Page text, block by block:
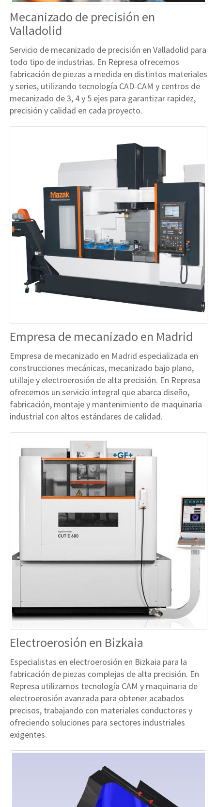
Mecanizado de precisión en
Valladolid
Servicio de mecanizado de precisión en Valladolid para
todo tipo de industrias. En Represa ofrecemos
fabricación de piezas a medida en distintos materiales
y series, utilizando tecnología CAD-CAM y centros de
mecanizado de 3, 4 y 5 ejes para garantizar rapidez,
precisión y calidad en cada proyecto.
Empresa de mecanizado en Madrid
Empresa de mecanizado en Madrid especializada en
construcciones mecánicas, mecanizado bajo plano,
utillaje y electroerosión de alta precisión. En Represa
ofrecemos un servicio integral que abarca diseño,
fabricación, montaje y mantenimiento de maquinaria
industrial con altos estándares de calidad.
Electroerosión en Bizkaia
Especialistas en electroerosión en Bizkaia para la
fabricación de piezas complejas de alta precisión. En
Represa utilizamos tecnología CAM y maquinaria de
electroerosión avanzada para obtener acabados
precisos, trabajando con materiales conductores y
ofreciendo soluciones para sectores industriales
exigentes.